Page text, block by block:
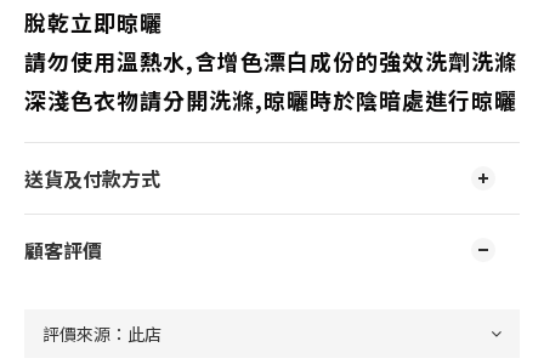
脫乾立即晾曬
請勿使用溫熱水,含增色漂白成份的強效洗劑洗滌
深淺色衣物請分開洗滌,晾曬時於陰暗處進行晾曬
送貨及付款方式
顧客評價